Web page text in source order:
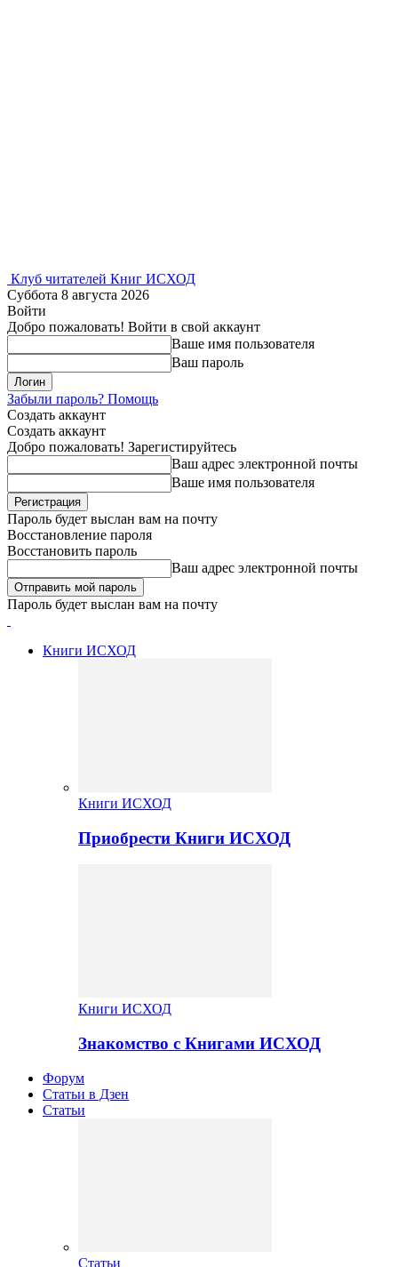
Клуб читателей Книг ИСХОД
Суббота 8 августа 2026
Войти
Добро пожаловать! Войти в свой аккаунт
Ваше имя пользователя
Ваш пароль
Забыли пароль? Помощь
Создать аккаунт
Создать аккаунт
Добро пожаловать! Зарегистируйтесь
Ваш адрес электронной почты
Ваше имя пользователя
Пароль будет выслан вам на почту
Восстановление пароля
Восстановить пароль
Ваш адрес электронной почты
Пароль будет выслан вам на почту
Книги ИСХОД
Книги ИСХОД
Приобрести Книги ИСХОД
Книги ИСХОД
Знакомство с Книгами ИСХОД
Форум
Статьи в Дзен
Статьи
Статьи